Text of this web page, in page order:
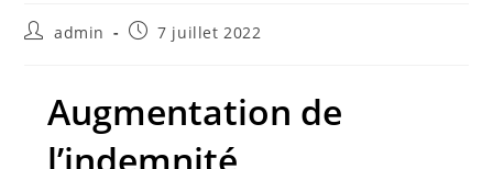
admin 7 juillet 2022
Augmentation de